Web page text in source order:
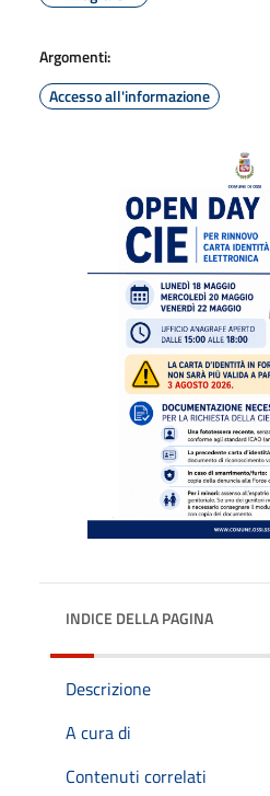
Argomenti:
Accesso all'informazione
INDICE DELLA PAGINA
Descrizione
A cura di
Contenuti correlati